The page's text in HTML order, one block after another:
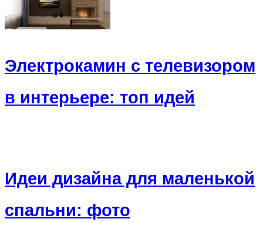
Электрокамин с телевизором
в интерьере: топ идей
Идеи дизайна для маленькой
спальни: фото